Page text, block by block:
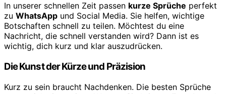
In unserer schnellen Zeit passen kurze Sprüche perfekt
zu WhatsApp und Social Media. Sie helfen, wichtige
Botschaften schnell zu teilen. Möchtest du eine
Nachricht, die schnell verstanden wird? Dann ist es
wichtig, dich kurz und klar auszudrücken.
Die Kunst der Kürze und Präzision
Kurz zu sein braucht Nachdenken. Die besten Sprüche